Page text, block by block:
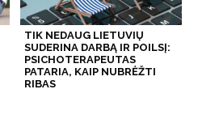
TIK NEDAUG LIETUVIŲ
SUDERINA DARBĄ IR POILSĮ:
PSICHOTERAPEUTAS
PATARIA, KAIP NUBRĖŽTI
RIBAS